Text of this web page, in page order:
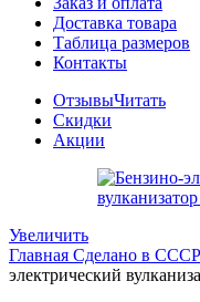
Доставка товара
Таблица размеров
Контакты
ОтзывыЧитать
Скидки
Акции
Увеличить
Главная Сделано в СССР
электрический